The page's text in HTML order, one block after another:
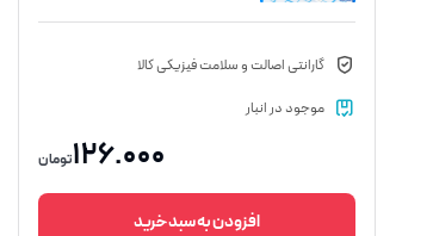
گارانتی اصالت و سلامت فیزیکی کالا
موجود در انبار
126.000تومان
افزودن به سبد خرید